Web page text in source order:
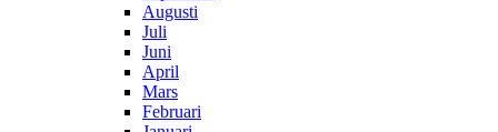
Augusti
Juli
Juni
April
Mars
Februari